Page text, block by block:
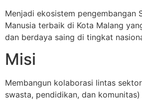
Menjadi ekosistem pengembangan
Manusia terbaik di Kota Malang
dan berdaya saing di tingkat
Misi
Membangun kolaborasi lintas
swasta, pendidikan, dan